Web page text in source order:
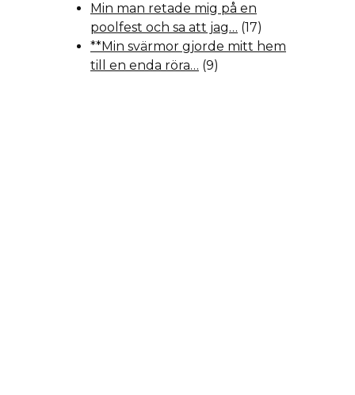
Min man retade mig på en
poolfest och sa att jag… (17)
**Min svärmor gjorde mitt hem
till en enda röra… (9)